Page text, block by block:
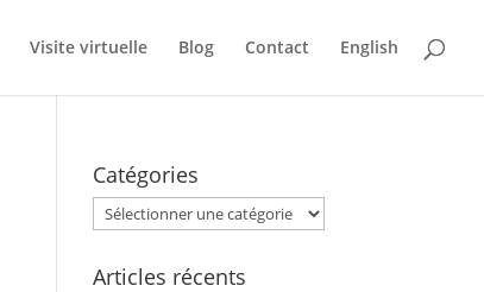
Visite virtuelle Blog Contact English
Catégories
Catégories
Articles récents